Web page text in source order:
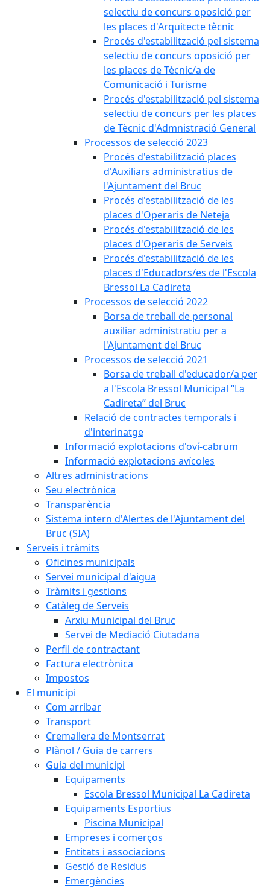
selectiu de concurs oposició per
les places d'Arquitecte tècnic
Procés d'estabilització pel sistema
selectiu de concurs oposició per
les places de Tècnic/a de
Comunicació i Turisme
Procés d'estabilització pel sistema
selectiu de concurs per les places
de Tècnic d'Admnistració General
Processos de selecció 2023
Procés d'estabilització places
d'Auxiliars administratius de
l'Ajuntament del Bruc
Procés d'estabilització de les
places d'Operaris de Neteja
Procés d'estabilització de les
places d'Operaris de Serveis
Procés d'estabilització de les
places d'Educadors/es de l'Escola
Bressol La Cadireta
Processos de selecció 2022
Borsa de treball de personal
auxiliar administratiu per a
l'Ajuntament del Bruc
Processos de selecció 2021
Borsa de treball d'educador/a per
a l'Escola Bressol Municipal “La
Cadireta” del Bruc
Relació de contractes temporals i
d'interinatge
Informació explotacions d'oví-cabrum
Informació explotacions avícoles
Altres administracions
Seu electrònica
Transparència
Sistema intern d'Alertes de l'Ajuntament del
Bruc (SIA)
Serveis i tràmits
Oficines municipals
Servei municipal d'aigua
Tràmits i gestions
Catàleg de Serveis
Arxiu Municipal del Bruc
Servei de Mediació Ciutadana
Perfil de contractant
Factura electrònica
Impostos
El municipi
Com arribar
Transport
Cremallera de Montserrat
Plànol / Guia de carrers
Guia del municipi
Equipaments
Escola Bressol Municipal La Cadireta
Equipaments Esportius
Piscina Municipal
Empreses i comerços
Entitats i associacions
Gestió de Residus
Emergències